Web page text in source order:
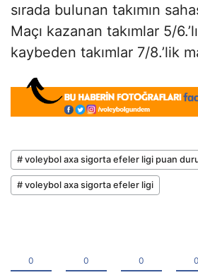
sırada bulunan takımın
Maçı kazanan takımlar 5/
kaybeden takımlar 7/8.’lik
# voleybol axa sigorta efeler ligi puan
# voleybol axa sigorta efeler ligi